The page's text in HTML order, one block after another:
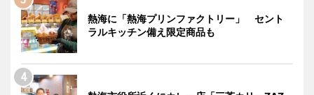
熱海に「熱海プリンファクトリー」 セント
ラルキッチン備え限定商品も